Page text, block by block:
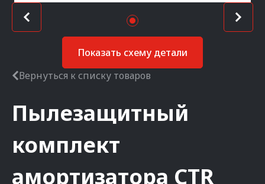
Показать схему детали
Вернуться к списку товаров
Пылезащитный
комплект
амортизатора CTR